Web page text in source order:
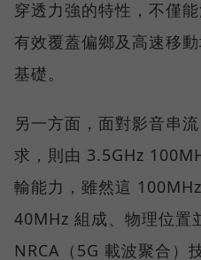
穿透力強的特性，不僅
有效覆蓋偏鄉及高速移
基礎。
另一方面，面對影音串
求，則由 3.5GHz
輸能力，雖然這
40MHz 組成、物理位置
NRCA（5G 載波聚合）